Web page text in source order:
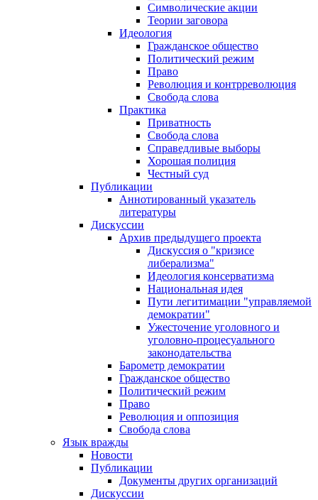
Символические акции
Теории заговора
Идеология
Гражданское общество
Политический режим
Право
Революция и контрреволюция
Свобода слова
Практика
Приватность
Свобода слова
Справедливые выборы
Хорошая полиция
Честный суд
Публикации
Аннотированный указатель
литературы
Дискуссии
Архив предыдущего проекта
Дискуссия о "кризисе
либерализма"
Идеология консерватизма
Национальная идея
Пути легитимации "управляемой
демократии"
Ужесточение уголовного и
уголовно-процесуального
законодательства
Барометр демократии
Гражданское общество
Политический режим
Право
Революция и оппозиция
Свобода слова
Язык вражды
Новости
Публикации
Документы других организаций
Дискуссии